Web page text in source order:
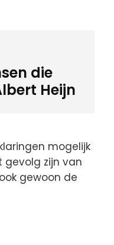
die
Heijn
mogelijk
gevolg zijn van
gewoon de